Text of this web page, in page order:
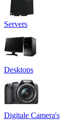
Servers
Desktops
Digitale Camera's